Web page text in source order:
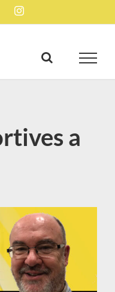
Instagram
a